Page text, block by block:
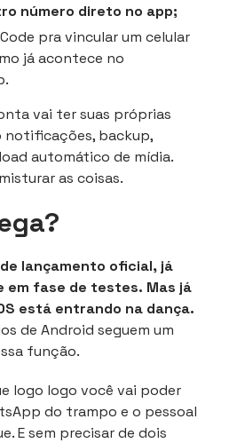
número direto no app;
Code pra vincular um celular
já acontece no
vai ter suas próprias
notificações, backup,
automático de mídia.
as coisas.
lançamento oficial, já
em fase de testes. Mas já
está entrando na dança.
de Android seguem um
função.
logo logo você vai poder
do trampo e o pessoal
E sem precisar de dois